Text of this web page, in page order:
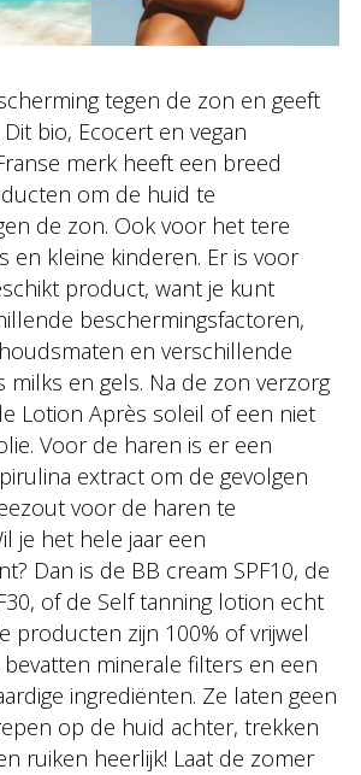
tegen de zon en geeft
bio, Ecocert en vegan
merk heeft een breed
om de huid te
de zon. Ook voor het tere
en kleine kinderen. Er is voor
product, want je kunt
beschermingsfactoren,
en verschillende
en gels. Na de zon verzorg
Lotion Après soleil of een niet
Voor de haren is er een
extract om de gevolgen
voor de haren te
je het hele jaar een
Dan is de BB cream SPF10, de
of de Self tanning lotion echt
producten zijn 100% of vrijwel
minerale filters en een
ingrediënten. Ze laten geen
op de huid achter, trekken
ruiken heerlijk! Laat de zomer